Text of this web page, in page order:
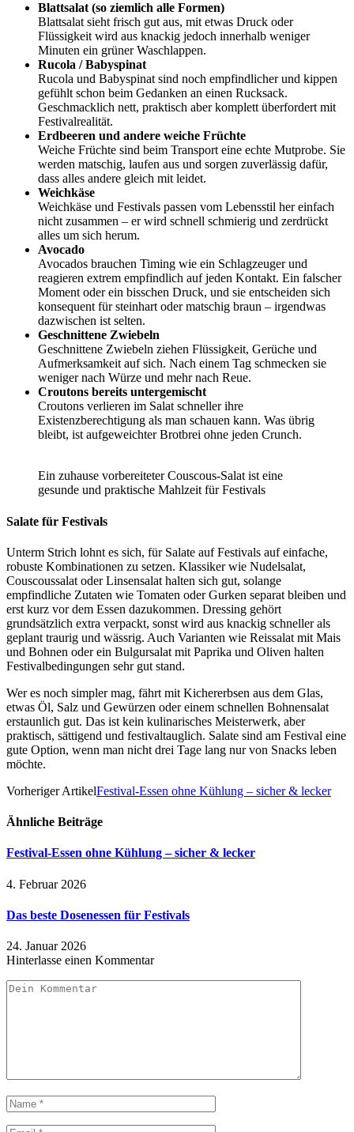
Blattsalat (so ziemlich alle Formen)
Blattsalat sieht frisch gut aus, mit etwas Druck oder
Flüssigkeit wird aus knackig jedoch innerhalb weniger
Minuten ein grüner Waschlappen.
Rucola / Babyspinat
Rucola und Babyspinat sind noch empfindlicher und kippen
gefühlt schon beim Gedanken an einen Rucksack.
Geschmacklich nett, praktisch aber komplett überfordert mit
Festivalrealität.
Erdbeeren und andere weiche Früchte
Weiche Früchte sind beim Transport eine echte Mutprobe. Sie
werden matschig, laufen aus und sorgen zuverlässig dafür,
dass alles andere gleich mit leidet.
Weichkäse
Weichkäse und Festivals passen vom Lebensstil her einfach
nicht zusammen – er wird schnell schmierig und zerdrückt
alles um sich herum.
Avocado
Avocados brauchen Timing wie ein Schlagzeuger und
reagieren extrem empfindlich auf jeden Kontakt. Ein falscher
Moment oder ein bisschen Druck, und sie entscheiden sich
konsequent für steinhart oder matschig braun – irgendwas
dazwischen ist selten.
Geschnittene Zwiebeln
Geschnittene Zwiebeln ziehen Flüssigkeit, Gerüche und
Aufmerksamkeit auf sich. Nach einem Tag schmecken sie
weniger nach Würze und mehr nach Reue.
Croutons bereits untergemischt
Croutons verlieren im Salat schneller ihre
Existenzberechtigung als man schauen kann. Was übrig
bleibt, ist aufgeweichter Brotbrei ohne jeden Crunch.
Ein zuhause vorbereiteter Couscous-Salat ist eine
gesunde und praktische Mahlzeit für Festivals
Salate für Festivals
Unterm Strich lohnt es sich, für Salate auf Festivals auf einfache,
robuste Kombinationen zu setzen. Klassiker wie Nudelsalat,
Couscoussalat oder Linsensalat halten sich gut, solange
empfindliche Zutaten wie Tomaten oder Gurken separat bleiben und
erst kurz vor dem Essen dazukommen. Dressing gehört
grundsätzlich extra verpackt, sonst wird aus knackig schneller als
geplant traurig und wässrig. Auch Varianten wie Reissalat mit Mais
und Bohnen oder ein Bulgursalat mit Paprika und Oliven halten
Festivalbedingungen sehr gut stand.
Wer es noch simpler mag, fährt mit Kichererbsen aus dem Glas,
etwas Öl, Salz und Gewürzen oder einem schnellen Bohnensalat
erstaunlich gut. Das ist kein kulinarisches Meisterwerk, aber
praktisch, sättigend und festivaltauglich. Salate sind am Festival eine
gute Option, wenn man nicht drei Tage lang nur von Snacks leben
möchte.
Vorheriger ArtikelFestival-Essen ohne Kühlung – sicher & lecker
Ähnliche Beiträge
Festival-Essen ohne Kühlung – sicher & lecker
4. Februar 2026
Das beste Dosenessen für Festivals
24. Januar 2026
Hinterlasse einen Kommentar